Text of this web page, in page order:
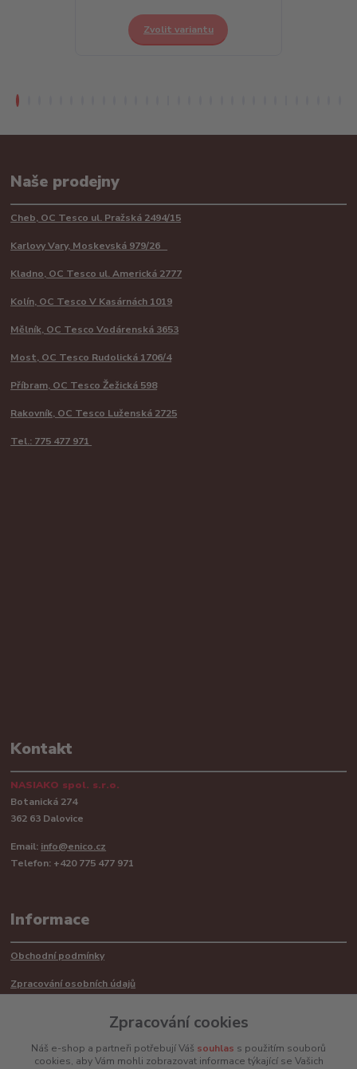
Zvolit variantu
Naše prodejny
Cheb, OC Tesco ul. Pražská 2494/15
Karlovy Vary, Moskevská 979/26
Kladno, OC Tesco ul. Americká 2777
Kolín, OC Tesco V Kasárnách 1019
Mělník, OC Tesco Vodárenská 3653
Most, OC Tesco Rudolická 1706/4
Příbram, OC Tesco Žežická 598
Rakovník, OC Tesco Luženská 2725
Tel.: 775 477 971
Kontakt
NASIAKO spol. s.r.o.
Botanická 274
362 63 Dalovice
Email: info@enico.cz
Telefon: +420 775 477 971
Informace
Obchodní podmínky
Zpracování osobních údajů
Zpracování cookies
Náš e-shop a partneři potřebují Váš souhlas s použitím souborů
cookies, aby Vám mohli zobrazovat informace týkající se Vašich